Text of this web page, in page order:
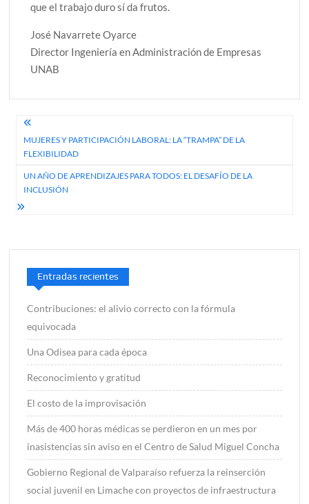
que el trabajo duro sí da frutos.
José Navarrete Oyarce
Director Ingeniería en Administración de Empresas
UNAB
Navegación
de
entradas
MUJERES Y PARTICIPACIÓN LABORAL: LA “TRAMPA” DE LA
FLEXIBILIDAD
UN AÑO DE APRENDIZAJES PARA TODOS: EL DESAFÍO DE LA
INCLUSIÓN
Entradas recientes
Contribuciones: el alivio correcto con la fórmula
equivocada
Una Odisea para cada época
Reconocimiento y gratitud
El costo de la improvisación
Más de 400 horas médicas se perdieron en un mes por
inasistencias sin aviso en el Centro de Salud Miguel Concha
Gobierno Regional de Valparaíso refuerza la reinserción
social juvenil en Limache con proyectos de infraestructura